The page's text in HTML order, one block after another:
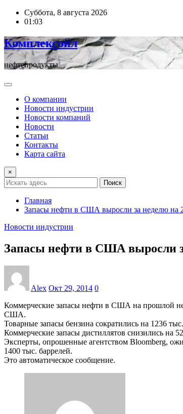
ПерейтиСуббота, 8 августа 2026
01:03
Комплексойл
нефтепродукты
О компании
Новости индустрии
Новости компаний
Новости
Статьи
Контакты
Карта сайта
×
Поиск
Главная
Запасы нефти в США выросли за неделю на
Новости индустрии
Запасы нефти в США выросли
Alex Окт 29, 2014 0
Коммерческие запасы нефти в США на прошлой
США.
Товарные запасы бензина сократились на 1236
Коммерческие запасы дистиллятов снизились на
Эксперты, опрошенные агентством Bloomberg,
1400 тыс. баррелей.
Это автоматическое сообщение.